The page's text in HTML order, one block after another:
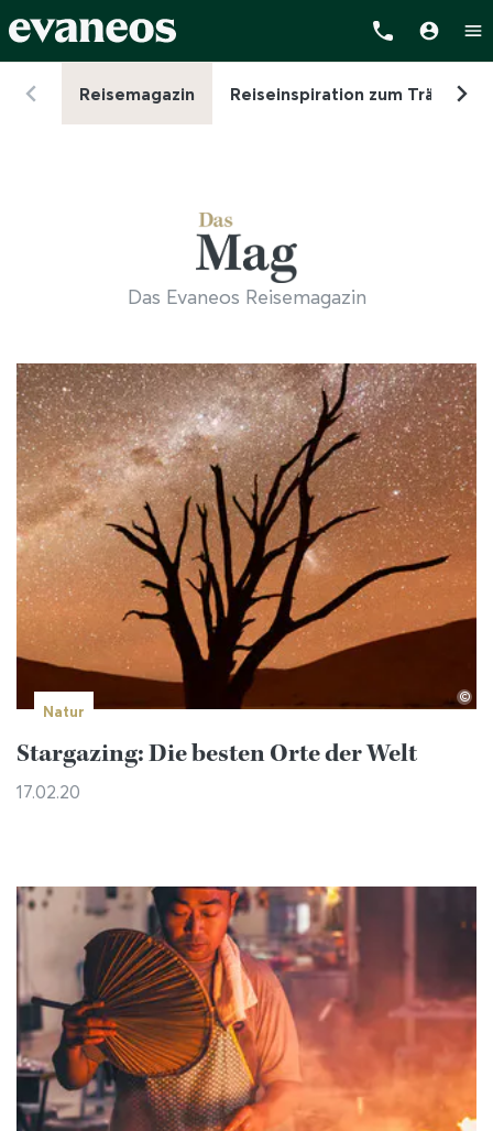
Reisemagazin Reiseinspiration zum Träumen
Das Evaneos Reisemagazin
©
Natur
Stargazing: Die besten Orte der Welt
17.02.20